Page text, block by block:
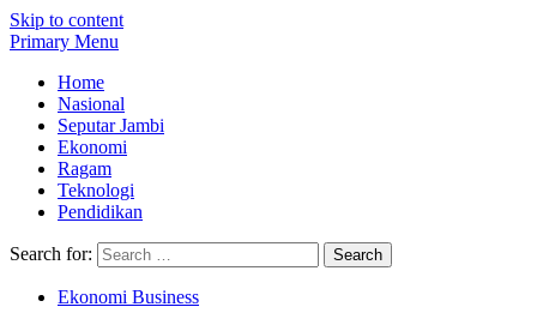
Skip to content
Primary Menu
Home
Nasional
Seputar Jambi
Ekonomi
Ragam
Teknologi
Pendidikan
Search for:
Ekonomi Business